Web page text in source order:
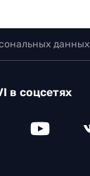
данных
в соцсетях